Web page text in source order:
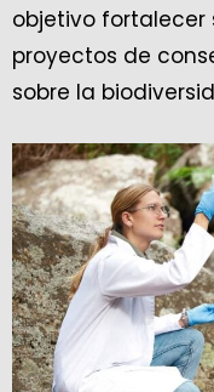
objetivo fortalecer
proyectos de
sobre la